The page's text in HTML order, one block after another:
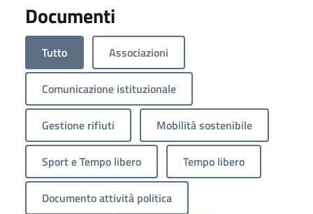
Documenti
Tutto Associazioni
Comunicazione istituzionale
Gestione rifiuti Mobilità sostenibile
Sport e Tempo libero Tempo libero
Documento attività politica